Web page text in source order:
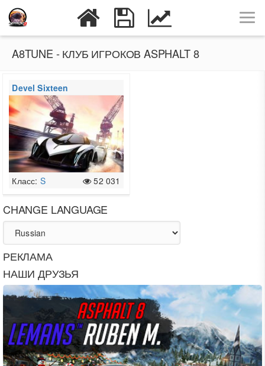
A8TUNE - КЛУБ ИГРОКОВ ASPHALT 8
Devel Sixteen
Prototype
Класс: S 52 031
CHANGE LANGUAGE
РЕКЛАМА
НАШИ ДРУЗЬЯ